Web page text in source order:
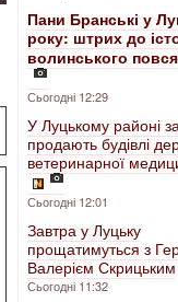
Пани Бранські у
року: штрих до
волинського
Сьогодні 12:29
У Луцькому районі
продають будівлі
ветеринарної
Сьогодні 12:01
Завтра у Луцьку
прощатимуться з
Валерієм Скрицьким
Сьогодні 11:32